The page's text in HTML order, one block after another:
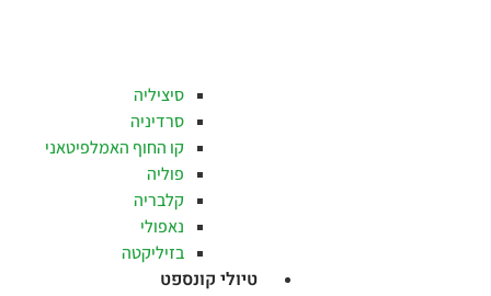
סיציליה
סרדיניה
קו החוף האמלפיטאני
פוליה
קלבריה
נאפולי
בזיליקטה
טיולי קונספט